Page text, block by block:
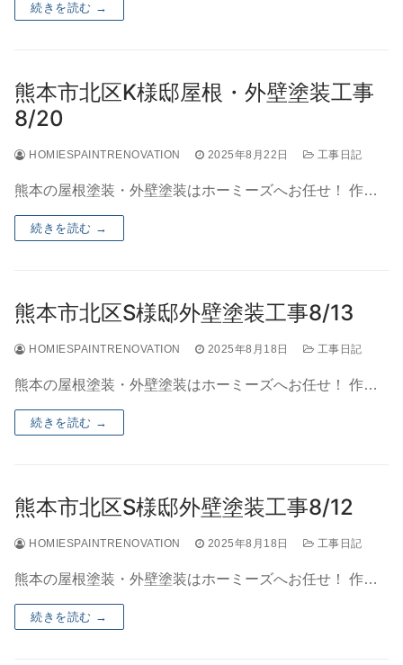
続きを読む →
熊本市北区K様邸屋根・外壁塗装工事
8/20
HOMIESPAINTRENOVATION 2025年8月22日 工事日記
熊本の屋根塗装・外壁塗装はホーミーズへお任せ！ 作…
続きを読む →
熊本市北区S様邸外壁塗装工事8/13
HOMIESPAINTRENOVATION 2025年8月18日 工事日記
熊本の屋根塗装・外壁塗装はホーミーズへお任せ！ 作…
続きを読む →
熊本市北区S様邸外壁塗装工事8/12
HOMIESPAINTRENOVATION 2025年8月18日 工事日記
熊本の屋根塗装・外壁塗装はホーミーズへお任せ！ 作…
続きを読む →